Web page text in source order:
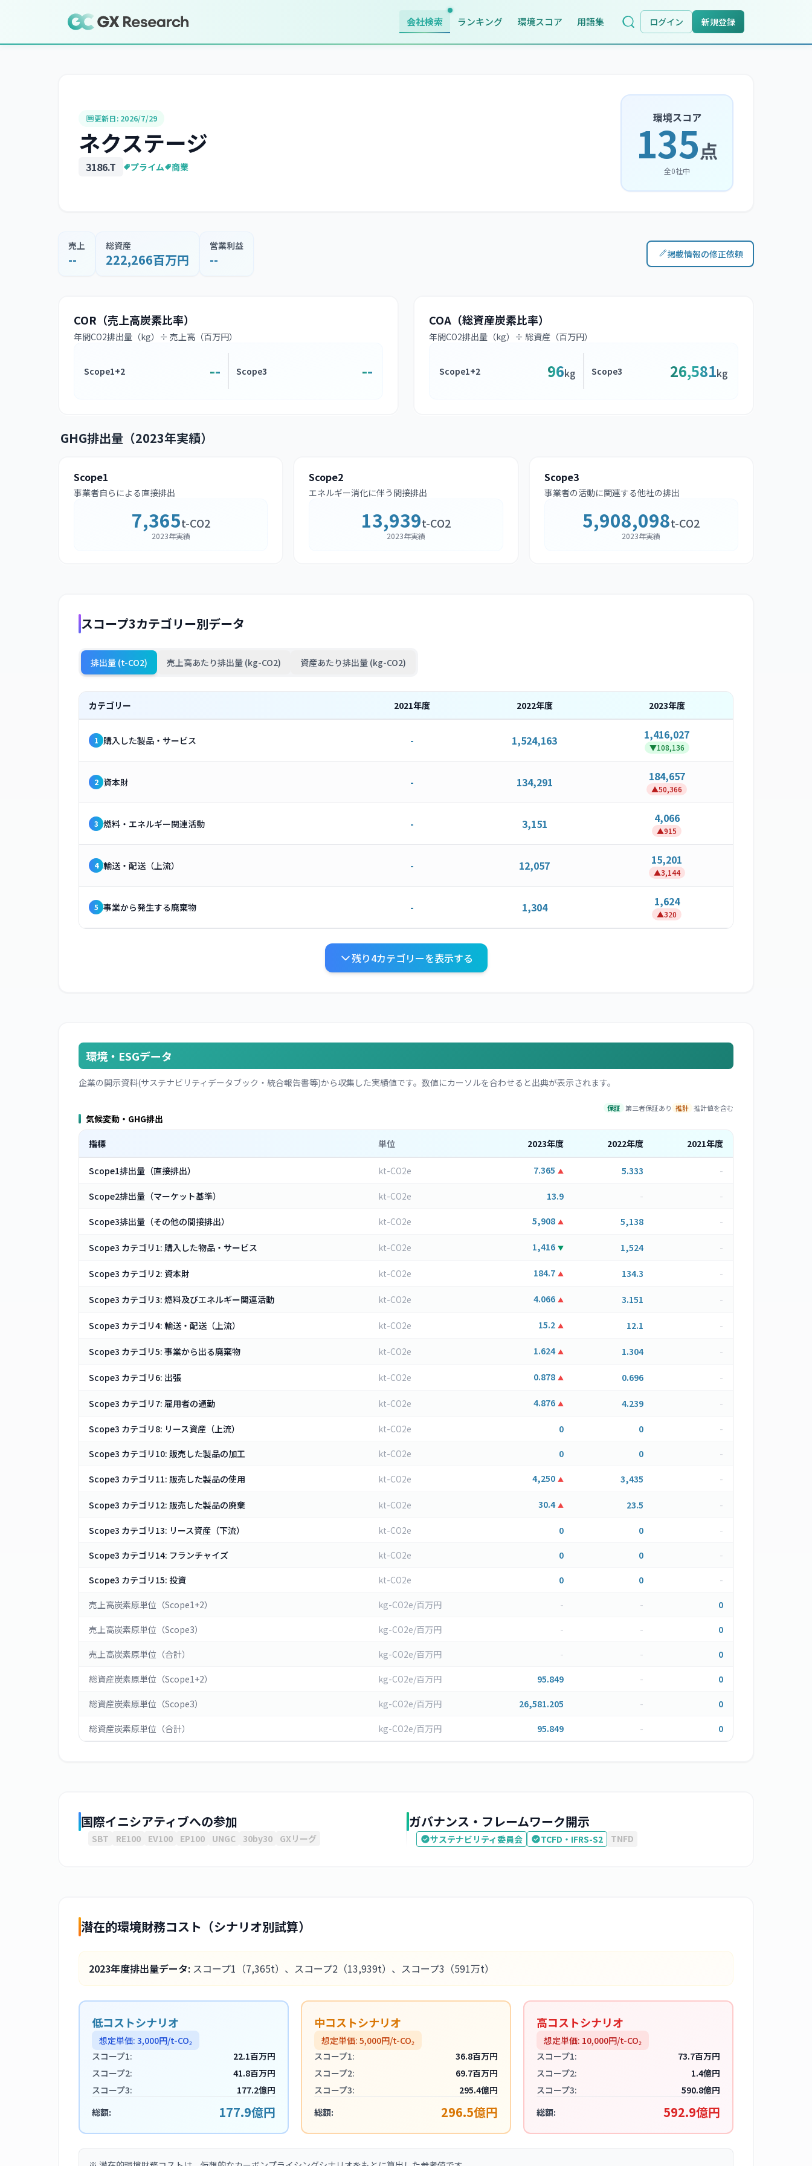
会社検索 ランキング 環境スコア 用語集 ログイン 新規登録
更新日: 2026/7/29
ネクステージ
3186.T プライム 商業
環境スコア
135点
全0社中
売上
--
総資産
222,266百万円
営業利益
-- 掲載情報の修正依頼
COR（売上高炭素比率）
年間CO2排出量（kg）÷ 売上高（百万円）
Scope1+2 -- Scope3 --
COA（総資産炭素比率）
年間CO2排出量（kg）÷ 総資産（百万円）
Scope1+2 96kg Scope3 26,581kg
GHG排出量（2023年実績）
Scope1
事業者自らによる直接排出
7,365t-CO2
2023年実績
Scope2
エネルギー消化に伴う間接排出
13,939t-CO2
2023年実績
Scope3
事業者の活動に関連する他社の排出
5,908,098t-CO2
2023年実績
スコープ3カテゴリー別データ
排出量 (t-CO2) 売上高あたり排出量 (kg-CO2) 資産あたり排出量 (kg-CO2)
カテゴリー 2021年度 2022年度 2023年度
1 購入した製品・サービス - 1,524,163 1,416,027
▼108,136
2 資本財 - 134,291 184,657
▲50,366
3 燃料・エネルギー関連活動 - 3,151 4,066
▲915
4 輸送・配送（上流） - 12,057 15,201
▲3,144
5 事業から発生する廃棄物 - 1,304 1,624
▲320
残り4カテゴリーを表示する
環境・ESGデータ
企業の開示資料(サステナビリティデータブック・統合報告書等)から収集した実績値です。数値にカーソルを合わせると出典が表示されます。
保証 第三者保証あり 推計 推計値を含む
気候変動・GHG排出
指標 単位 2023年度 2022年度 2021年度
Scope1排出量（直接排出） kt-CO2e 7.365 ▲ 5.333 -
Scope2排出量（マーケット基準） kt-CO2e 13.9 - -
Scope3排出量（その他の間接排出） kt-CO2e 5,908 ▲ 5,138 -
Scope3 カテゴリ1: 購入した物品・サービス kt-CO2e 1,416 ▼ 1,524 -
Scope3 カテゴリ2: 資本財 kt-CO2e 184.7 ▲ 134.3 -
Scope3 カテゴリ3: 燃料及びエネルギー関連活動 kt-CO2e 4.066 ▲ 3.151 -
Scope3 カテゴリ4: 輸送・配送（上流） kt-CO2e 15.2 ▲ 12.1 -
Scope3 カテゴリ5: 事業から出る廃棄物 kt-CO2e 1.624 ▲ 1.304 -
Scope3 カテゴリ6: 出張 kt-CO2e 0.878 ▲ 0.696 -
Scope3 カテゴリ7: 雇用者の通勤 kt-CO2e 4.876 ▲ 4.239 -
Scope3 カテゴリ8: リース資産（上流） kt-CO2e 0 0 -
Scope3 カテゴリ10: 販売した製品の加工 kt-CO2e 0 0 -
Scope3 カテゴリ11: 販売した製品の使用 kt-CO2e 4,250 ▲ 3,435 -
Scope3 カテゴリ12: 販売した製品の廃棄 kt-CO2e 30.4 ▲ 23.5 -
Scope3 カテゴリ13: リース資産（下流） kt-CO2e 0 0 -
Scope3 カテゴリ14: フランチャイズ kt-CO2e 0 0 -
Scope3 カテゴリ15: 投資 kt-CO2e 0 0 -
売上高炭素原単位（Scope1+2） kg-CO2e/百万円 - - 0
売上高炭素原単位（Scope3） kg-CO2e/百万円 - - 0
売上高炭素原単位（合計） kg-CO2e/百万円 - - 0
総資産炭素原単位（Scope1+2） kg-CO2e/百万円 95.849 - 0
総資産炭素原単位（Scope3） kg-CO2e/百万円 26,581.205 - 0
総資産炭素原単位（合計） kg-CO2e/百万円 95.849 - 0
国際イニシアティブへの参加
SBT RE100 EV100 EP100 UNGC 30by30 GXリーグ
ガバナンス・フレームワーク開示
サステナビリティ委員会 TCFD・IFRS-S2 TNFD
潜在的環境財務コスト（シナリオ別試算）
2023年度排出量データ: スコープ1 （7,365t） 、スコープ2 （13,939t） 、スコープ3 （591万t）
低コストシナリオ
想定単価: 3,000円/t-CO₂
スコープ1:
22.1百万円
スコープ2:
41.8百万円
スコープ3:
177.2億円
総額:
177.9億円
中コストシナリオ
想定単価: 5,000円/t-CO₂
スコープ1:
36.8百万円
スコープ2:
69.7百万円
スコープ3:
295.4億円
総額:
296.5億円
高コストシナリオ
想定単価: 10,000円/t-CO₂
スコープ1:
73.7百万円
スコープ2:
1.4億円
スコープ3:
590.8億円
総額:
592.9億円